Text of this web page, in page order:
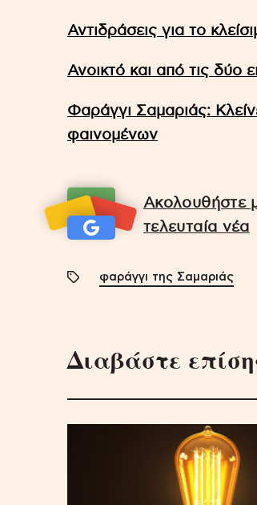
Αντιδράσεις για το
Ανοικτό και από τις
Φαράγγι Σαμαριάς:
φαινομένων
Ακολουθήστε
τελευταία νέα
φαράγγι της Σαμαριάς
Διαβάστε